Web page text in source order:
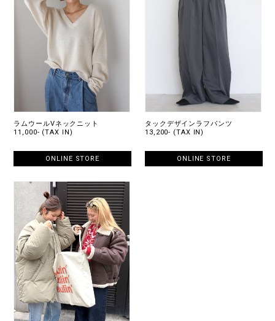
ラムウールVネックニット
11,000- (TAX IN)
ONLINE STORE
タックデザインラフパンツ
13,200- (TAX IN)
ONLINE STORE